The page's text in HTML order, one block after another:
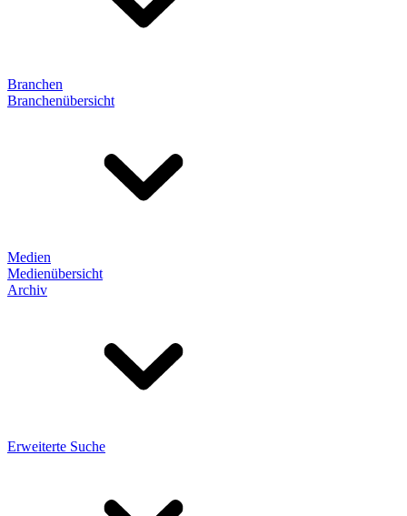
Branchen
Branchenübersicht
Medien
Medienübersicht
Archiv
Erweiterte Suche